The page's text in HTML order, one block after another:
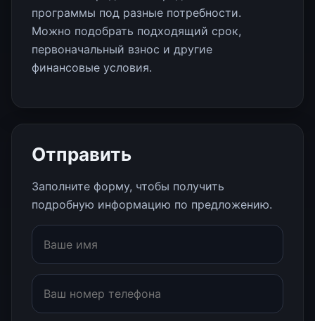
программы под разные потребности.
Можно подобрать подходящий срок,
первоначальный взнос и другие
финансовые условия.
Отправить
Заполните форму, чтобы получить
подробную информацию по предложению.